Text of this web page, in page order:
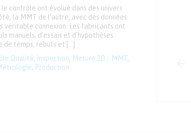
Qualité Inspection Mesure 3D / MMT
Production
contrôle ont évolué dans des univers
la MMT de l’autre, avec des données
véritable connexion. Les fabricants ont
manuels, d’essais et d’hypothèses
de temps, rebuts et […]